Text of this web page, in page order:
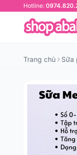
Hotline:
Trang chủ Sữa